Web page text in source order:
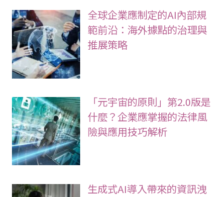
全球企業應制定的AI內部規
範前沿：海外據點的治理與
推展策略
「元宇宙的原則」第2.0版是
什麼？企業應掌握的法律風
險與應用技巧解析
生成式AI導入帶來的資訊洩